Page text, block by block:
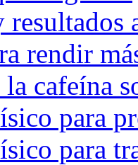
resultados
rendir
la cafeína
para
para